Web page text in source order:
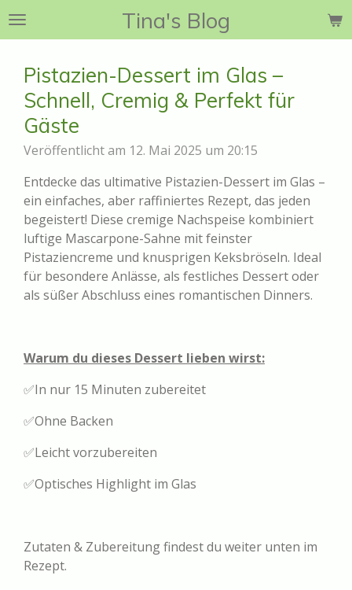
Zum
Tina's Blog
Pistazien-Dessert im Glas –
Schnell, Cremig & Perfekt für
Gäste
Veröffentlicht am 12. Mai 2025 um 20:15
Entdecke das ultimative Pistazien-Dessert im Glas –
ein einfaches, aber raffiniertes Rezept, das jeden
begeistert! Diese cremige Nachspeise kombiniert
luftige Mascarpone-Sahne mit feinster
Pistaziencreme und knusprigen Keksbröseln. Ideal
für besondere Anlässe, als festliches Dessert oder
als süßer Abschluss eines romantischen Dinners.
Warum du dieses Dessert lieben wirst:
✅In nur 15 Minuten zubereitet
✅Ohne Backen
✅Leicht vorzubereiten
✅Optisches Highlight im Glas
Zutaten & Zubereitung findest du weiter unten im
Rezept.